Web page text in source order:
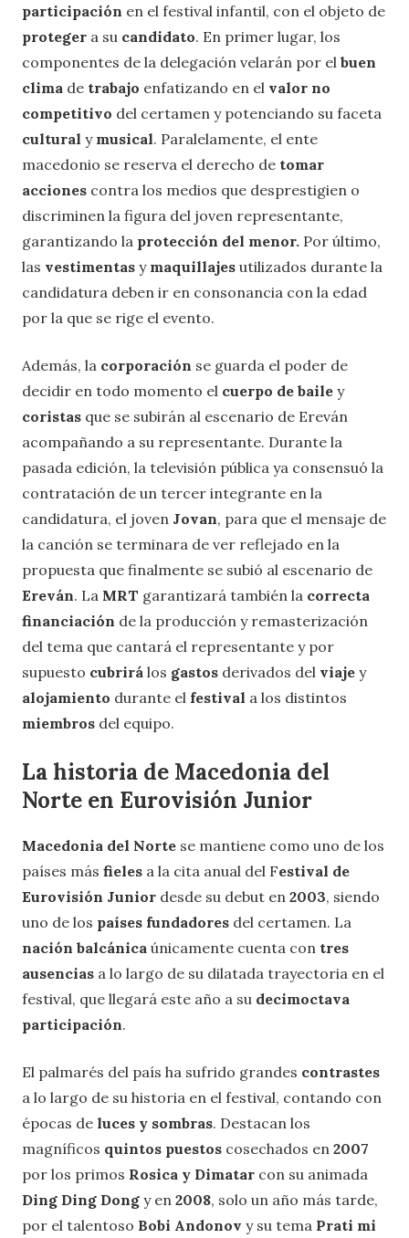
participación en el festival infantil, con el objeto de
proteger a su candidato. En primer lugar, los
componentes de la delegación velarán por el buen
clima de trabajo enfatizando en el valor no
competitivo del certamen y potenciando su faceta
cultural y musical. Paralelamente, el ente
macedonio se reserva el derecho de tomar
acciones contra los medios que desprestigien o
discriminen la figura del joven representante,
garantizando la protección del menor. Por último,
las vestimentas ymaquillajes utilizados durante la
candidatura deben ir en consonancia con la edad
por la que se rige el evento.
Además, la corporación se guarda el poder de
decidir en todo momento el cuerpo de baile y
coristas que se subirán al escenario de Ereván
acompañando a su representante. Durante la
pasada edición, la televisión pública ya consensuó la
contratación de un tercer integrante en la
candidatura, el joven Jovan, para que el mensaje de
la canción se terminara de ver reflejado en la
propuesta que finalmente se subió al escenario de
Ereván. La MRT garantizará también la correcta
financiación de la producción y remasterización
del tema que cantará el representante y por
supuesto cubrirá los gastos derivados del viaje y
alojamiento durante el festival a los distintos
miembros del equipo.
La historia de Macedonia del
Norte en Eurovisión Junior
Macedonia del Norte se mantiene como uno de los
países más fieles a la cita anual del Festival de
Eurovisión Junior desde su debut en 2003, siendo
uno de los países fundadores del certamen. La
nación balcánica únicamente cuenta con tres
ausencias a lo largo de su dilatada trayectoria en el
festival, que llegará este año a su decimoctava
participación.
El palmarés del país ha sufrido grandes contrastes
a lo largo de su historia en el festival, contando con
épocas de luces y sombras. Destacan los
magníficos quintos puestos cosechados en 2007
por los primos Rosica y Dimatar con su animada
Ding Ding Dong y en 2008, solo un año más tarde,
por el talentoso Bobi Andonov y su tema Prati mi